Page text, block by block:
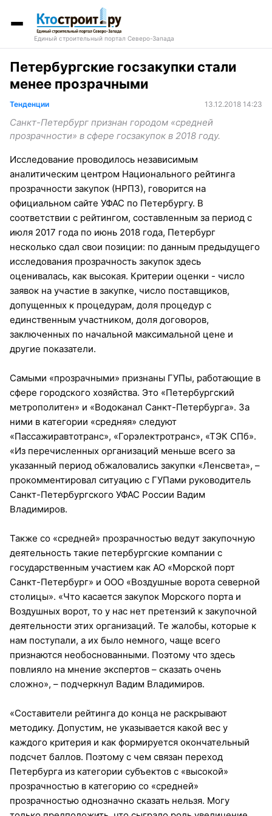
Единый строительный портал Северо-Запада
Петербургские госзакупки стали
менее прозрачными
Тенденции 13.12.2018 14:23
Санкт-Петербург признан городом «средней
прозрачности» в сфере госзакупок в 2018 году.
Исследование проводилось независимым
аналитическим центром Национального рейтинга
прозрачности закупок (НРПЗ), говорится на
официальном сайте УФАС по Петербургу. В
соответствии с рейтингом, составленным за период с
июля 2017 года по июнь 2018 года, Петербург
несколько сдал свои позиции: по данным предыдущего
исследования прозрачность закупок здесь
оценивалась, как высокая. Критерии оценки - число
заявок на участие в закупке, число поставщиков,
допущенных к процедурам, доля процедур с
единственным участником, доля договоров,
заключенных по начальной максимальной цене и
другие показатели.
Самыми «прозрачными» признаны ГУПы, работающие в
сфере городского хозяйства. Это «Петербургский
метрополитен» и «Водоканал Санкт-Петербурга». За
ними в категории «средняя» следуют
«Пассажиравтотранс», «Горэлектротранс», «ТЭК СПб».
«Из перечисленных организаций меньше всего за
указанный период обжаловались закупки «Ленсвета», –
прокомментировал ситуацию с ГУПами руководитель
Санкт-Петербургского УФАС России Вадим
Владимиров.
Также со «средней» прозрачностью ведут закупочную
деятельность такие петербургские компании с
государственным участием как АО «Морской порт
Санкт-Петербург» и ООО «Воздушные ворота северной
столицы». «Что касается закупок Морского порта и
Воздушных ворот, то у нас нет претензий к закупочной
деятельности этих организаций. Те жалобы, которые к
нам поступали, а их было немного, чаще всего
признаются необоснованными. Поэтому что здесь
повлияло на мнение экспертов – сказать очень
сложно», – подчеркнул Вадим Владимиров.
«Составители рейтинга до конца не раскрывают
методику. Допустим, не указывается какой вес у
каждого критерия и как формируется окончательный
подсчет баллов. Поэтому с чем связан переход
Петербурга из категории субъектов с «высокой»
прозрачностью в категорию со «средней»
прозрачностью однозначно сказать нельзя. Могу